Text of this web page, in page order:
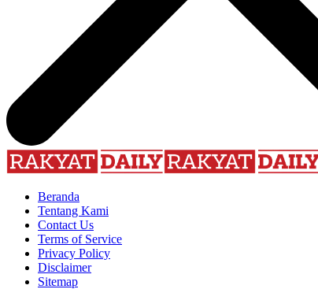
Beranda
Tentang Kami
Contact Us
Terms of Service
Privacy Policy
Disclaimer
Sitemap